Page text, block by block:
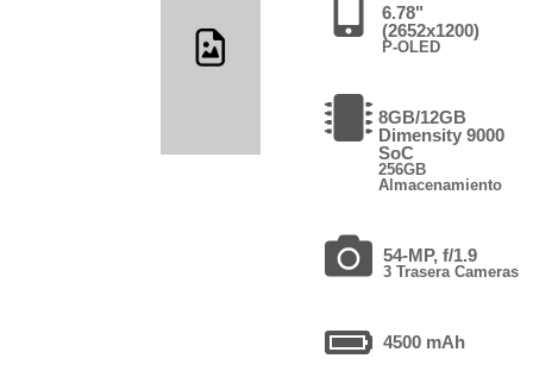
6.78"
(2652x1200)
P-OLED
8GB/12GB
Dimensity 9000
SoC
256GB
Almacenamiento
54-MP, f/1.9
3 Trasera Cameras
4500 mAh